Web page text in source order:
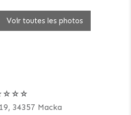
Voir toutes les photos
34357 Macka